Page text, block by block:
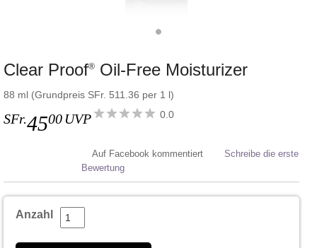
Clear Proof® Oil-Free Moisturizer
88 ml (Grundpreis SFr. 511.36 per 1 l)
SFr.4500 UVP 0.0
Auf Facebook kommentiert
Schreibe die erste
Bewertung
Anzahl